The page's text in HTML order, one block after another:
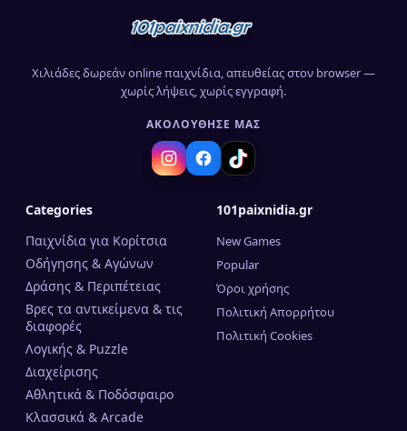
Χιλιάδες δωρεάν online παιχνίδια, απευθείας στον browser —
χωρίς λήψεις, χωρίς εγγραφή.
ΑΚΟΛΟΎΘΗΣΈ ΜΑΣ
Categories
Παιχνίδια για Κορίτσια
Οδήγησης & Αγώνων
Δράσης & Περιπέτειας
Βρες τα αντικείμενα & τις
διαφορές
Λογικής & Puzzle
Διαχείρισης
Αθλητικά & Ποδόσφαιρο
Κλασσικά & Arcade
101paixnidia.gr
New Games
Popular
Όροι χρήσης
Πολιτική Απορρήτου
Πολιτική Cookies